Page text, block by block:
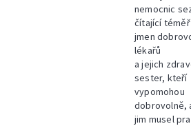
nemocnic
čítající
jmen
lékařů
a jejich
sester, kteří
vypomohou
dobrovolně,
jim musel